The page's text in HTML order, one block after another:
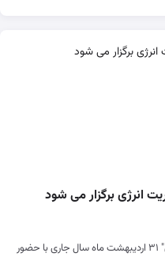
انرژی برگزار می شود
همایش "نهمین دوره جایزه ملی مدیریت انرژی" ۳۱ اردیبهشت ماه سال جاری با حضور